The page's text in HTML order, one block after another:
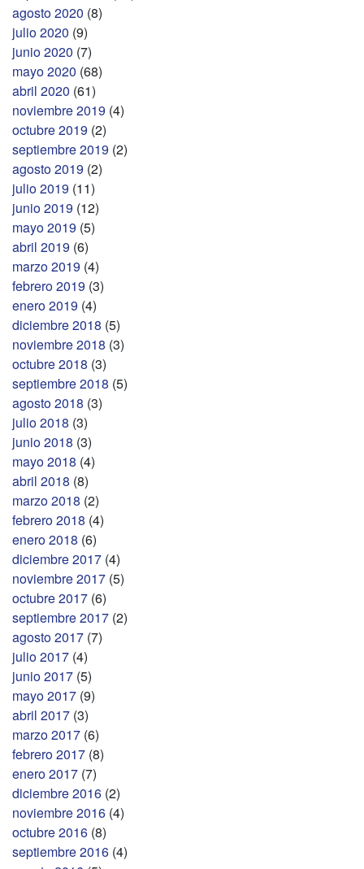
agosto 2020 (8)
julio 2020 (9)
junio 2020 (7)
mayo 2020 (68)
abril 2020 (61)
noviembre 2019 (4)
octubre 2019 (2)
septiembre 2019 (2)
agosto 2019 (2)
julio 2019 (11)
junio 2019 (12)
mayo 2019 (5)
abril 2019 (6)
marzo 2019 (4)
febrero 2019 (3)
enero 2019 (4)
diciembre 2018 (5)
noviembre 2018 (3)
octubre 2018 (3)
septiembre 2018 (5)
agosto 2018 (3)
julio 2018 (3)
junio 2018 (3)
mayo 2018 (4)
abril 2018 (8)
marzo 2018 (2)
febrero 2018 (4)
enero 2018 (6)
diciembre 2017 (4)
noviembre 2017 (5)
octubre 2017 (6)
septiembre 2017 (2)
agosto 2017 (7)
julio 2017 (4)
junio 2017 (5)
mayo 2017 (9)
abril 2017 (3)
marzo 2017 (6)
febrero 2017 (8)
enero 2017 (7)
diciembre 2016 (2)
noviembre 2016 (4)
octubre 2016 (8)
septiembre 2016 (4)